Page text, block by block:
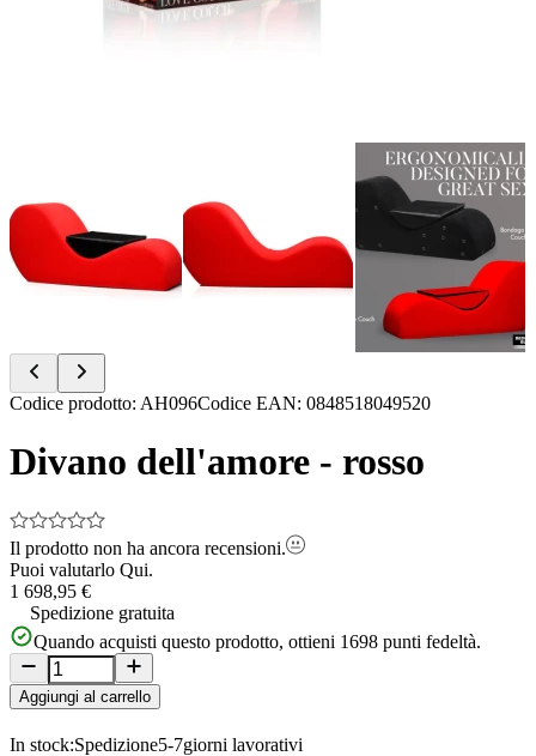
Item
of
13
Codice prodotto: AH096Codice EAN: 0848518049520
Divano dell'amore - rosso
Il prodotto non ha ancora recensioni.
Puoi valutarlo Qui.
1 698,95 €
Spedizione gratuita
Quando acquisti questo prodotto, ottieni 1698 punti fedeltà.
Aggiungi al carrello
In stock:Spedizione5-7giorni lavorativi